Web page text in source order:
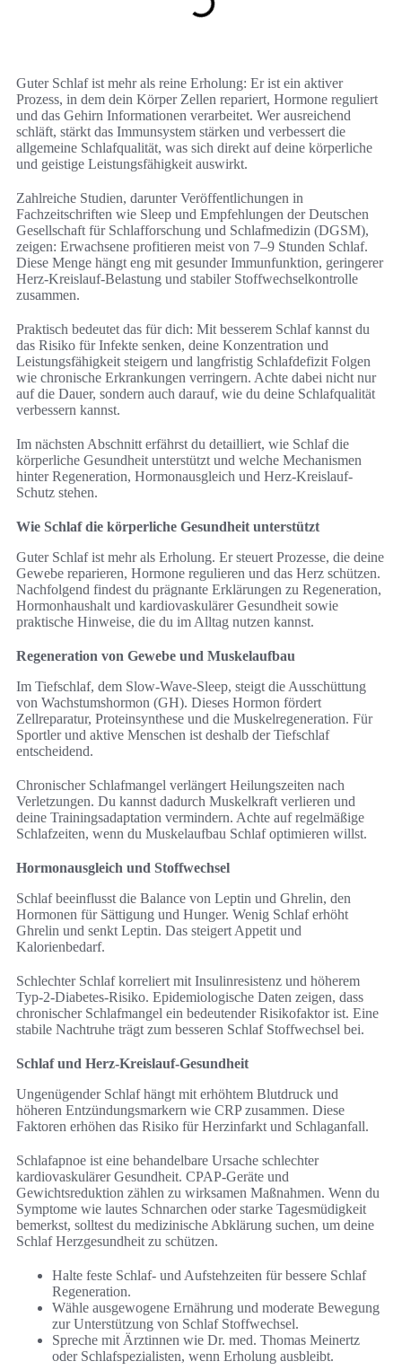
Guter Schlaf ist mehr als reine Erholung: Er ist ein aktiver
Prozess, in dem dein Körper Zellen repariert, Hormone reguliert
und das Gehirn Informationen verarbeitet. Wer ausreichend
schläft, stärkt das Immunsystem stärken und verbessert die
allgemeine Schlafqualität, was sich direkt auf deine körperliche
und geistige Leistungsfähigkeit auswirkt.
Zahlreiche Studien, darunter Veröffentlichungen in
Fachzeitschriften wie Sleep und Empfehlungen der Deutschen
Gesellschaft für Schlafforschung und Schlafmedizin (DGSM),
zeigen: Erwachsene profitieren meist von 7–9 Stunden Schlaf.
Diese Menge hängt eng mit gesunder Immunfunktion, geringerer
Herz-Kreislauf-Belastung und stabiler Stoffwechselkontrolle
zusammen.
Praktisch bedeutet das für dich: Mit besserem Schlaf kannst du
das Risiko für Infekte senken, deine Konzentration und
Leistungsfähigkeit steigern und langfristig Schlafdefizit Folgen
wie chronische Erkrankungen verringern. Achte dabei nicht nur
auf die Dauer, sondern auch darauf, wie du deine Schlafqualität
verbessern kannst.
Im nächsten Abschnitt erfährst du detailliert, wie Schlaf die
körperliche Gesundheit unterstützt und welche Mechanismen
hinter Regeneration, Hormonausgleich und Herz-Kreislauf-
Schutz stehen.
Wie Schlaf die körperliche Gesundheit unterstützt
Guter Schlaf ist mehr als Erholung. Er steuert Prozesse, die deine
Gewebe reparieren, Hormone regulieren und das Herz schützen.
Nachfolgend findest du prägnante Erklärungen zu Regeneration,
Hormonhaushalt und kardiovaskulärer Gesundheit sowie
praktische Hinweise, die du im Alltag nutzen kannst.
Regeneration von Gewebe und Muskelaufbau
Im Tiefschlaf, dem Slow-Wave-Sleep, steigt die Ausschüttung
von Wachstumshormon (GH). Dieses Hormon fördert
Zellreparatur, Proteinsynthese und die Muskelregeneration. Für
Sportler und aktive Menschen ist deshalb der Tiefschlaf
entscheidend.
Chronischer Schlafmangel verlängert Heilungszeiten nach
Verletzungen. Du kannst dadurch Muskelkraft verlieren und
deine Trainingsadaptation vermindern. Achte auf regelmäßige
Schlafzeiten, wenn du Muskelaufbau Schlaf optimieren willst.
Hormonausgleich und Stoffwechsel
Schlaf beeinflusst die Balance von Leptin und Ghrelin, den
Hormonen für Sättigung und Hunger. Wenig Schlaf erhöht
Ghrelin und senkt Leptin. Das steigert Appetit und
Kalorienbedarf.
Schlechter Schlaf korreliert mit Insulinresistenz und höherem
Typ-2-Diabetes-Risiko. Epidemiologische Daten zeigen, dass
chronischer Schlafmangel ein bedeutender Risikofaktor ist. Eine
stabile Nachtruhe trägt zum besseren Schlaf Stoffwechsel bei.
Schlaf und Herz-Kreislauf-Gesundheit
Ungenügender Schlaf hängt mit erhöhtem Blutdruck und
höheren Entzündungsmarkern wie CRP zusammen. Diese
Faktoren erhöhen das Risiko für Herzinfarkt und Schlaganfall.
Schlafapnoe ist eine behandelbare Ursache schlechter
kardiovaskulärer Gesundheit. CPAP-Geräte und
Gewichtsreduktion zählen zu wirksamen Maßnahmen. Wenn du
Symptome wie lautes Schnarchen oder starke Tagesmüdigkeit
bemerkst, solltest du medizinische Abklärung suchen, um deine
Schlaf Herzgesundheit zu schützen.
Halte feste Schlaf- und Aufstehzeiten für bessere Schlaf
Regeneration.
Wähle ausgewogene Ernährung und moderate Bewegung
zur Unterstützung von Schlaf Stoffwechsel.
Spreche mit Ärztinnen wie Dr. med. Thomas Meinertz
oder Schlafspezialisten, wenn Erholung ausbleibt.